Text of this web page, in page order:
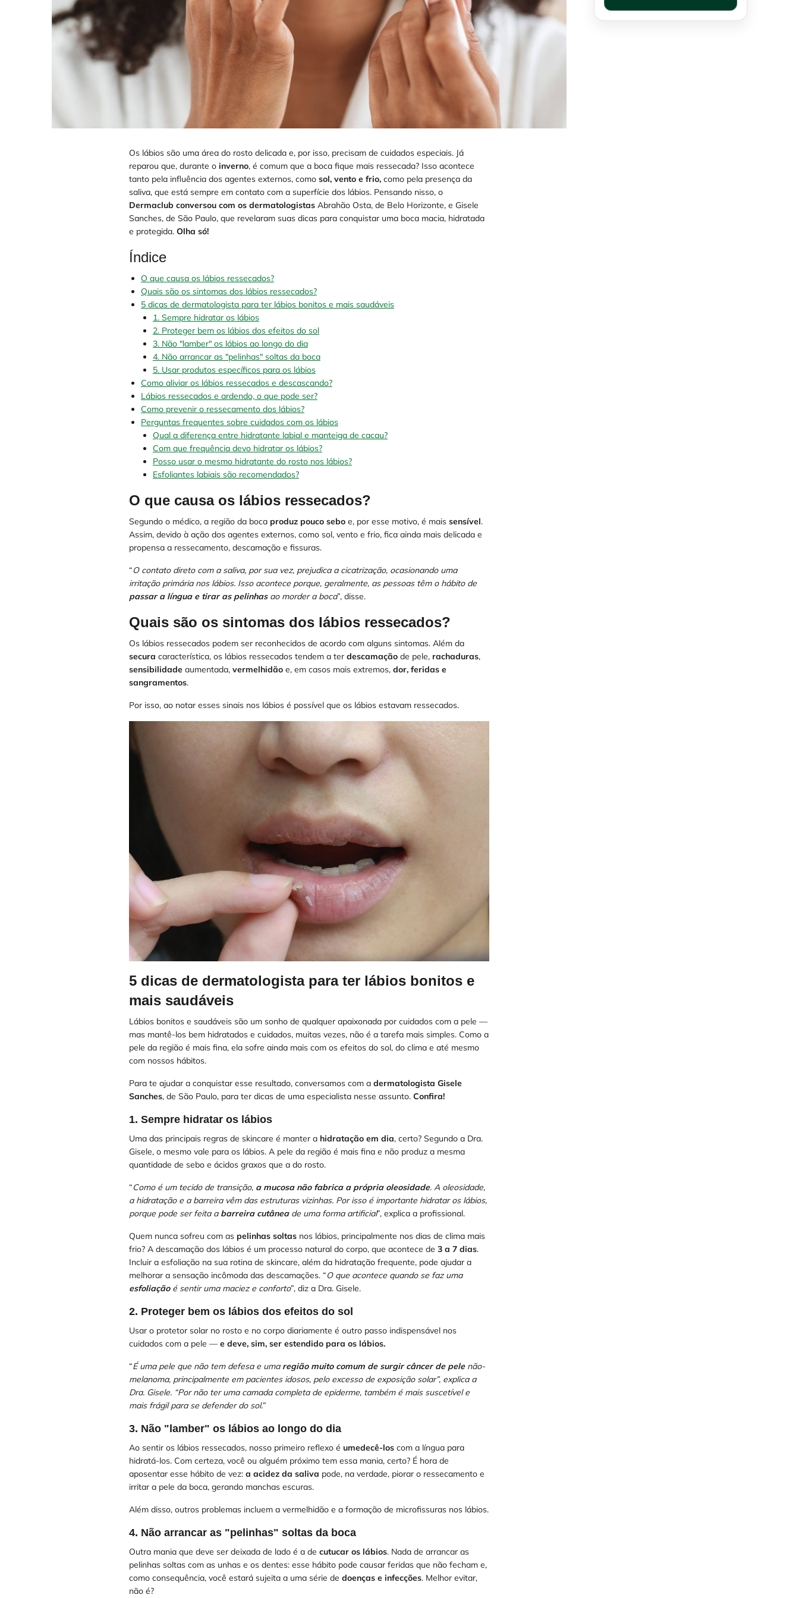
Os lábios são uma área do rosto delicada e, por isso, precisam de cuidados especiais. Já
reparou que, durante o inverno, é comum que a boca fique mais ressecada? Isso acontece
tanto pela influência dos agentes externos, comosol, vento e frio, como pela presença da
saliva, que está sempre em contato com a superfície dos lábios. Pensando nisso, o
Dermaclub conversou com os dermatologistasAbrahão Osta, de Belo Horizonte, e Gisele
Sanches, de São Paulo, que revelaram suas dicas para conquistar uma boca macia, hidratada
e protegida. Olha só!
Índice
O que causa os lábios ressecados?
Quais são os sintomas dos lábios ressecados?
5 dicas de dermatologista para ter lábios bonitos e mais saudáveis
1. Sempre hidratar os lábios
2. Proteger bem os lábios dos efeitos do sol
3. Não "lamber" os lábios ao longo do dia
4. Não arrancar as "pelinhas" soltas da boca
5. Usar produtos específicos para os lábios
Como aliviar os lábios ressecados e descascando?
Lábios ressecados e ardendo, o que pode ser?
Como prevenir o ressecamento dos lábios?
Perguntas frequentes sobre cuidados com os lábios
Qual a diferença entre hidratante labial e manteiga de cacau?
Com que frequência devo hidratar os lábios?
Posso usar o mesmo hidratante do rosto nos lábios?
Esfoliantes labiais são recomendados?
O que causa os lábios ressecados?
Segundo o médico, a região da boca produz pouco seboe, por esse motivo, é mais sensível.
Assim, devido à ação dos agentes externos, como sol, vento e frio, fica ainda mais delicada e
propensa a ressecamento, descamação e fissuras.
“O contato direto com a saliva, por sua vez, prejudica a cicatrização, ocasionando uma
irritação primária nos lábios. Isso acontece porque, geralmente, as pessoas têm o hábito de
passar a língua e tirar as pelinhasao morder a boca”, disse.
Quais são os sintomas dos lábios ressecados?
Os lábios ressecados podem ser reconhecidos de acordo com alguns sintomas. Além da
secura característica, os lábios ressecados tendem a ter descamação de pele, rachaduras,
sensibilidade aumentada, vermelhidão e, em casos mais extremos, dor, feridas e
sangramentos.
Por isso, ao notar esses sinais nos lábios é possível que os lábios estavam ressecados.
5 dicas de dermatologista para ter lábios bonitos e
mais saudáveis
Lábios bonitos e saudáveis são um sonho de qualquer apaixonada por cuidados com a pele —
mas mantê-los bem hidratados e cuidados, muitas vezes, não é a tarefa mais simples. Como a
pele da região é mais fina, ela sofre ainda mais com os efeitos do sol, do clima e até mesmo
com nossos hábitos.
Para te ajudar a conquistar esse resultado, conversamos com adermatologista Gisele
Sanches, de São Paulo, para ter dicas de uma especialista nesse assunto. Confira!
1. Sempre hidratar os lábios
Uma das principais regras de skincare é manter a hidratação em dia, certo? Segundo a Dra.
Gisele, o mesmo vale para os lábios. A pele da região é mais fina e não produz a mesma
quantidade de sebo e ácidos graxos que a do rosto.
“Como é um tecido de transição, a mucosa não fabrica a própria oleosidade. A oleosidade,
a hidratação e a barreira vêm das estruturas vizinhas. Por isso é importante hidratar os lábios,
porque pode ser feita a barreira cutânea de uma forma artificial”, explica a profissional.
Quem nunca sofreu com as pelinhas soltas nos lábios, principalmente nos dias de clima mais
frio? A descamação dos lábios é um processo natural do corpo, que acontece de 3 a 7 dias.
Incluir a esfoliação na sua rotina de skincare, além da hidratação frequente, pode ajudar a
melhorar a sensação incômoda das descamações. “O que acontece quando se faz uma
esfoliação é sentir uma maciez e conforto”, diz a Dra. Gisele.
2. Proteger bem os lábios dos efeitos do sol
Usar o protetor solar no rosto e no corpo diariamente é outro passo indispensável nos
cuidados com a pele —e deve, sim, ser estendido para os lábios.
“É uma pele que não tem defesa e umaregião muito comum de surgir câncer de pelenão-
melanoma, principalmente em pacientes idosos, pelo excesso de exposição solar”, explica a
Dra. Gisele. “Por não ter uma camada completa de epiderme, também é mais suscetível e
mais frágil para se defender do sol.”
3. Não "lamber" os lábios ao longo do dia
Ao sentir os lábios ressecados, nosso primeiro reflexo é umedecê-loscom a língua para
hidratá-los. Com certeza, você ou alguém próximo tem essa mania, certo? É hora de
aposentar esse hábito de vez: a acidez da saliva pode, na verdade, piorar o ressecamento e
irritar a pele da boca, gerando manchas escuras.
Além disso, outros problemas incluem a vermelhidão e a formação de microfissuras nos lábios.
4. Não arrancar as "pelinhas" soltas da boca
Outra mania que deve ser deixada de lado é a de cutucar os lábios. Nada de arrancar as
pelinhas soltas com as unhas e os dentes: esse hábito pode causar feridas que não fecham e,
como consequência, você estará sujeita a uma série de doenças e infecções. Melhor evitar,
não é?